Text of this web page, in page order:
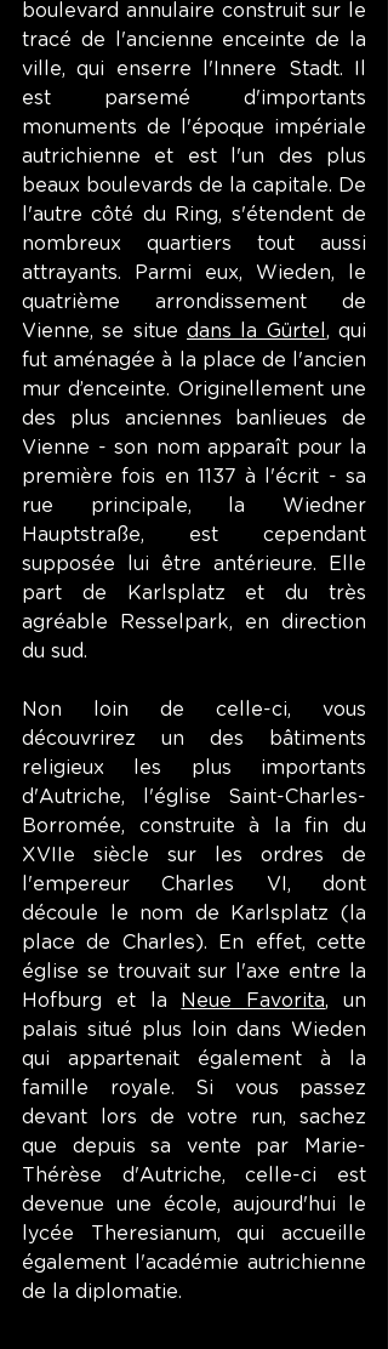
boulevard annulaire construit sur le
tracé de l'ancienne enceinte de la
ville, qui enserre l'Innere Stadt. Il
est parsemé d'importants
monuments de l'époque impériale
autrichienne et est l'un des plus
beaux boulevards de la capitale. De
l'autre côté du Ring, s'étendent de
nombreux quartiers tout aussi
attrayants. Parmi eux, Wieden, le
quatrième arrondissement de
Vienne, se situe dans la Gürtel, qui
fut aménagée à la place de l'ancien
mur d’enceinte. Originellement une
des plus anciennes banlieues de
Vienne - son nom apparaît pour la
première fois en 1137 à l'écrit - sa
rue principale, la Wiedner
Hauptstraße, est cependant
supposée lui être antérieure. Elle
part de Karlsplatz et du très
agréable Resselpark, en direction
du sud.
Non loin de celle-ci, vous
découvrirez un des bâtiments
religieux les plus importants
d'Autriche, l'église Saint-Charles-
Borromée, construite à la fin du
XVIIe siècle sur les ordres de
l'empereur Charles VI, dont
découle le nom de Karlsplatz (la
place de Charles). En effet, cette
église se trouvait sur l'axe entre la
Hofburg et la Neue Favorita, un
palais situé plus loin dans Wieden
qui appartenait également à la
famille royale. Si vous passez
devant lors de votre run, sachez
que depuis sa vente par Marie-
Thérèse d'Autriche, celle-ci est
devenue une école, aujourd'hui le
lycée Theresianum, qui accueille
également l'académie autrichienne
de la diplomatie.